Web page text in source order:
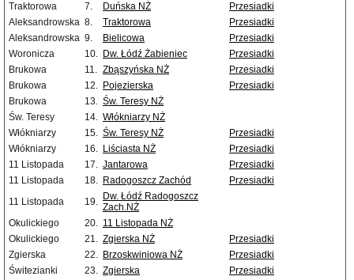
Traktorowa
7. Duńska NŻ
Przesiadki
Aleksandrowska 8. Traktorowa
Przesiadki
Aleksandrowska 9. Bielicowa
Przesiadki
Woronicza
10. Dw. Łódź Żabieniec
Przesiadki
Brukowa
11. Zbąszyńska NŻ
Przesiadki
Brukowa
12. Pojezierska
Przesiadki
Brukowa
13. Św. Teresy NŻ
Św. Teresy
14. Włókniarzy NŻ
Włókniarzy
15. Św. Teresy NŻ
Przesiadki
Włókniarzy
16. Liściasta NŻ
Przesiadki
11 Listopada
17. Jantarowa
Przesiadki
11 Listopada
18. Radogoszcz Zachód
Przesiadki
11 Listopada
19. Dw. Łódź Radogoszcz
Zach.NŻ
Okulickiego
20. 11 Listopada NŻ
Okulickiego
21. Zgierska NŻ
Przesiadki
Zgierska
22. Brzoskwiniowa NŻ
Przesiadki
Świtezianki
23. Zgierska
Przesiadki